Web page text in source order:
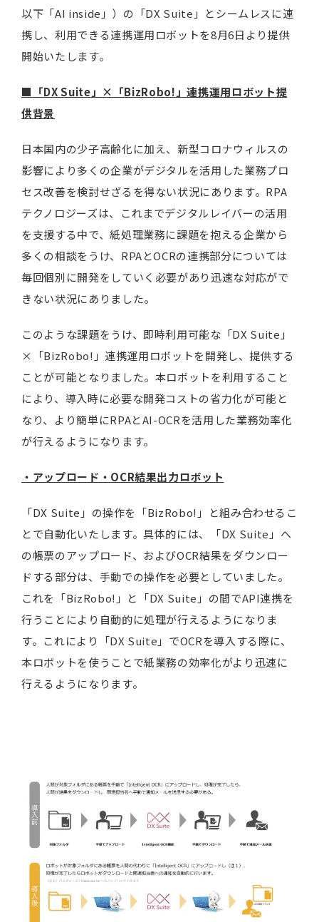
以下「AI inside」）の「DX Suite」とシームレスに連
携し、利用できる連携運用ロボットを8月6日より提供
開始いたします。
■ 「DX Suite 」×「BizRobo! 」連携運用ロボット提
供背景
日本国内の少子高齢化に加え、新型コロナウィルスの
影響により多くの企業がデジタルを活用した業務プロ
セス改善を検討せざるを得ない状況にあります。RPA
テクノロジーズは、これまでデジタルレイバーの活用
を支援する中で、紙処理業務に課題を抱える企業から
多くの相談をうけ、RPAとOCRの連携部分については
毎回個別に開発をしていく必要があり迅速な対応がで
きない状況にありました。
このような課題をうけ、即時利用可能な「DX Suite」
×「BizRobo!」連携運用ロボットを開発し、提供する
ことが可能となりました。本ロボットを利用すること
により、導入時に必要な開発コストの省力化が可能と
なり、より簡単にRPAとAI-OCRを活用した業務効率化
が行えるようになります。
・アップロード・ OCR結果出力ロボット
「DX Suite」の操作を「BizRobo!」と組み合わせるこ
とで自動化いたします。具体的には、「DX Suite」へ
の帳票のアップロード、およびOCR結果をダウンロー
ドする部分は、手動での操作を必要としていました。
これを「BizRobo!」と「DX Suite」の間でAPI連携を
行うことにより自動的に処理が行えるようになりま
す。これにより「DX Suite」でOCRを導入する際に、
本ロボットを使うことで紙業務の効率化がより迅速に
行えるようになります。